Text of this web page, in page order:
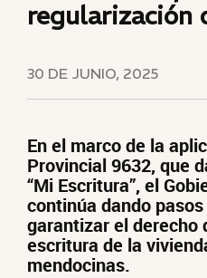
regularización
30 DE JUNIO, 2025
En el marco de la
Provincial 9632, que
“Mi Escritura”, el
continúa dando
garantizar el derecho
escritura de la
mendocinas.